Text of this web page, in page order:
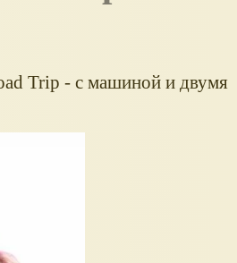
Trip - с машиной и двумя